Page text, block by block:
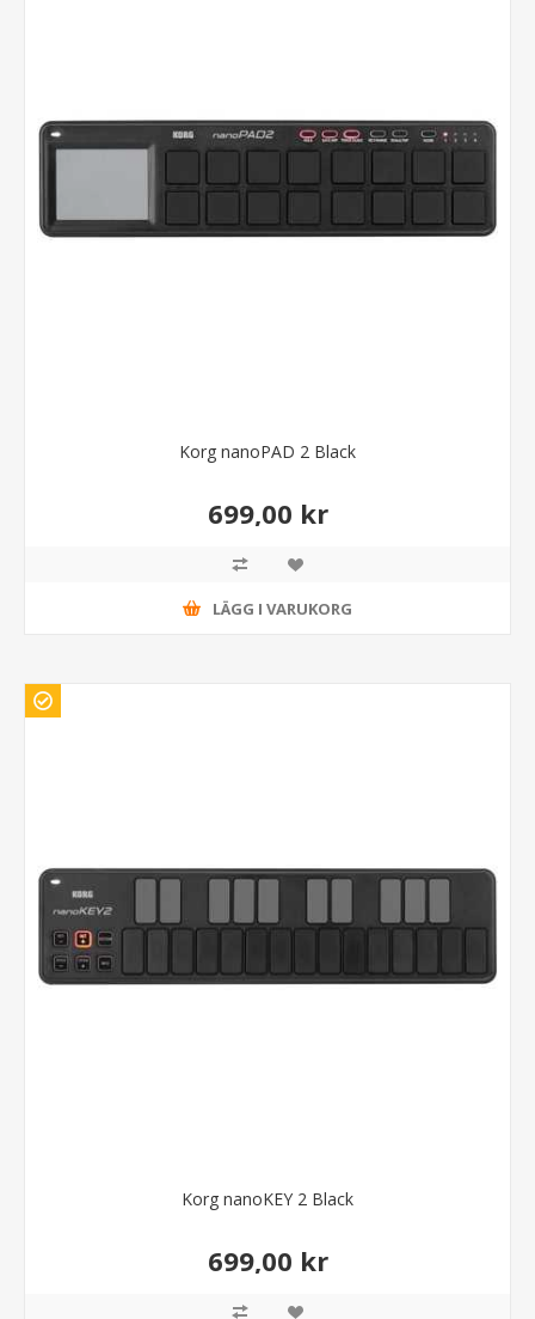
Korg nanoPAD 2 Black
699,00 kr
LÄGG I VARUKORG
Korg nanoKEY 2 Black
699,00 kr